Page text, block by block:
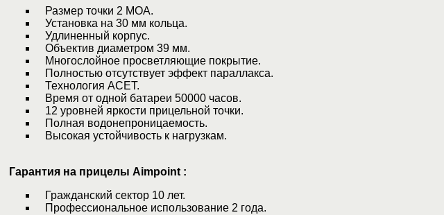
Размер точки 2 МОА.
Установка на 30 мм кольца.
Удлиненный корпус.
Объектив диаметром 39 мм.
Многослойное просветляющие покрытие.
Полностью отсутствует эффект параллакса.
Технология АСЕТ.
Время от одной батареи 50000 часов.
12 уровней яркости прицельной точки.
Полная водонепроницаемость.
Высокая устойчивость к нагрузкам.
Гарантия на прицелы Aimpoint :
Гражданский сектор 10 лет.
Профессиональное использование 2 года.